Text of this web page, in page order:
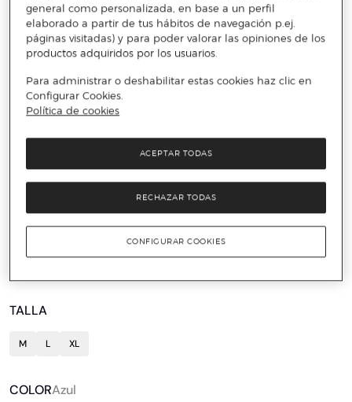
️⚡ ÚLTIMAS UNIDADES
DIESEL
Camisa de hombre manga corta beachwear
70 €175 €60%
TALLA
M L XL
COLORAzul
general como personalizada, en base a un perfil
elaborado a partir de tus hábitos de navegación p.ej.
páginas visitadas) y para poder valorar las opiniones de los
productos adquiridos por los usuarios.
Para administrar o deshabilitar estas cookies haz clic en
Configurar Cookies.
Política de cookies
RECHAZAR TODAS
ACEPTAR TODAS
CONFIGURAR COOKIES